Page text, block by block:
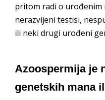
pritom radi o urođenim
nerazvijeni testisi,
ili neki drugi urođeni
Azoospermija je
genetskih mana